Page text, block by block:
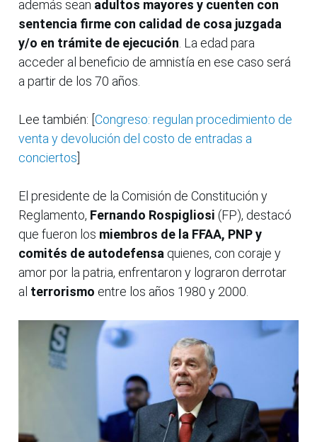
además sean adultos mayores y cuenten con
sentencia firme con calidad de cosa juzgada
y/o en trámite de ejecución. La edad para
acceder al beneficio de amnistía en ese caso será
a partir de los 70 años.
Lee también: [ Congreso: regulan procedimiento de
venta y devolución del costo de entradas a
conciertos
El presidente de la Comisión de Constitución y
Reglamento, Fernando Rospigliosi (FP), destacó
que fueron los miembros de la FFAA, PNP y
comités de autodefensa quienes, con coraje y
amor por la patria, enfrentaron y lograron derrotar
al terrorismo entre los años 1980 y 2000.